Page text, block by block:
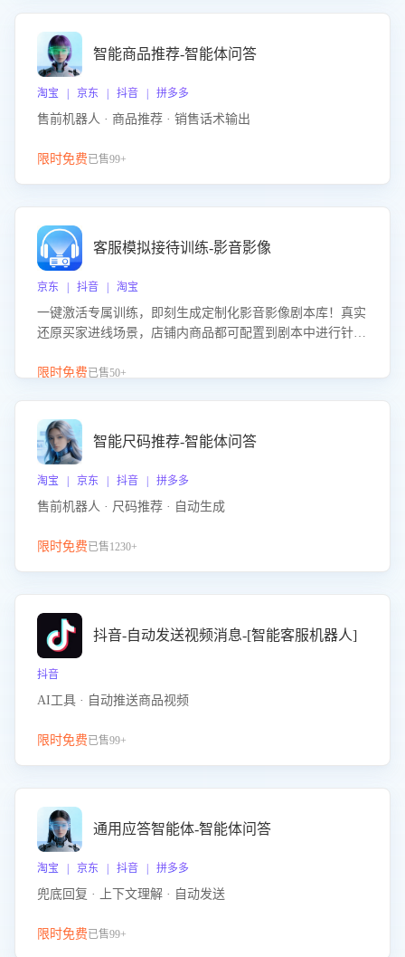
智能商品推荐-智能体问答
淘宝 | 京东 | 抖音 | 拼多多
售前机器人 · 商品推荐 · 销售话术输出
限时免费已售99+
客服模拟接待训练-影音影像
京东 | 抖音 | 淘宝
一键激活专属训练，即刻生成定制化影音影像剧本库！真实
还原买家进线场景，店铺内商品都可配置到剧本中进行针对
击 “立即开通”，快速获取影音影像类目剧本，一键开启客服
限时免费已售50+
智能尺码推荐-智能体问答
淘宝 | 京东 | 抖音 | 拼多多
售前机器人 · 尺码推荐 · 自动生成
限时免费已售1230+
抖音-自动发送视频消息-[智能客服机器人]
抖音
AI工具 · 自动推送商品视频
限时免费已售99+
通用应答智能体-智能体问答
淘宝 | 京东 | 抖音 | 拼多多
兜底回复 · 上下文理解 · 自动发送
限时免费已售99+